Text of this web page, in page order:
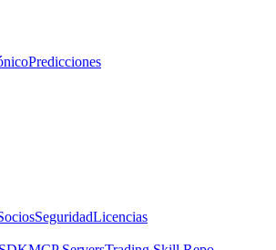
Predicciones
SeguridadLicencias